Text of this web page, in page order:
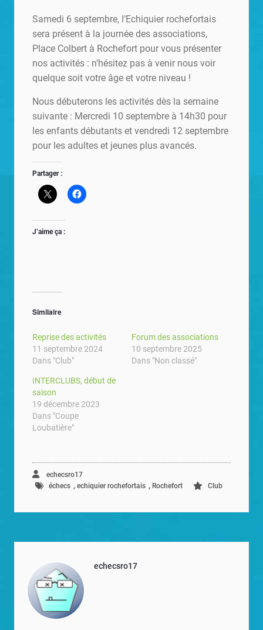
Samedi 6 septembre, l’Echiquier rochefortais
sera présent à la journée des associations,
Place Colbert à Rochefort pour vous présenter
nos activités : n’hésitez pas à venir nous voir
quelque soit votre âge et votre niveau !
Nous débuterons les activités dès la semaine
suivante : Mercredi 10 septembre à 14h30 pour
les enfants débutants et vendredi 12 septembre
pour les adultes et jeunes plus avancés.
Partager :
J’aime ça :
Similaire
Reprise des activités
11 septembre 2024
Dans "Club"
Forum des associations
10 septembre 2025
Dans "Non classé"
INTERCLUBS, début de
saison
19 décembre 2023
Dans "Coupe
Loubatière"
echecsro17
échecs , echiquier rochefortais , Rochefort Club
echecsro17